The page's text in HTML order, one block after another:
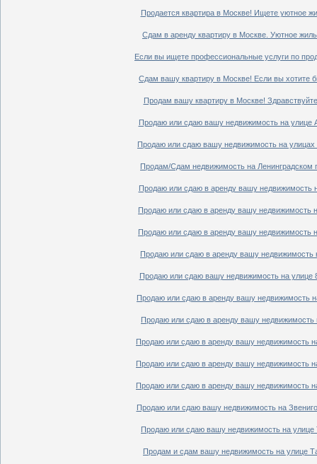
Продается квартира в Москве! Ищете уютное
Сдам в аренду квартиру в Москве. Уютное
Если вы ищете профессиональные услуги по
Сдам вашу квартиру в Москве! Если вы хотите
Продам вашу квартиру в Москве!
Продаю или сдаю вашу недвижимость на улице
Продаю или сдаю вашу недвижимость на
Продам/Сдам недвижимость на Ленинградском
Продаю или сдаю в аренду вашу недвижимость
Продаю или сдаю в аренду вашу недвижимость
Продаю или сдаю в аренду вашу недвижимость
Продаю или сдаю в аренду вашу недвижимость
Продаю или сдаю вашу недвижимость на улице
Продаю или сдаю в аренду вашу недвижимость
Продаю или сдаю в аренду вашу недвижимость
Продаю или сдаю в аренду вашу недвижимость
Продаю или сдаю в аренду вашу недвижимость
Продаю или сдаю в аренду вашу недвижимость
Продаю или сдаю вашу недвижимость на
Продаю или сдаю вашу недвижимость на улице
Продам и сдам вашу недвижимость на улице